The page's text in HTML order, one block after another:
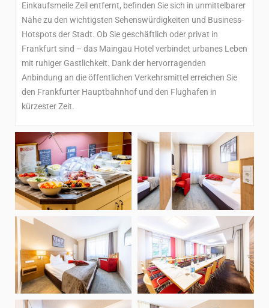
Einkaufsmeile Zeil entfernt, befinden Sie sich in unmittelbarer
Nähe zu den wichtigsten Sehenswürdigkeiten und Business-
Hotspots der Stadt. Ob Sie geschäftlich oder privat in
Frankfurt sind – das Maingau Hotel verbindet urbanes Leben
mit ruhiger Gastlichkeit. Dank der hervorragenden
Anbindung an die öffentlichen Verkehrsmittel erreichen Sie
den Frankfurter Hauptbahnhof und den Flughafen in
kürzester Zeit.